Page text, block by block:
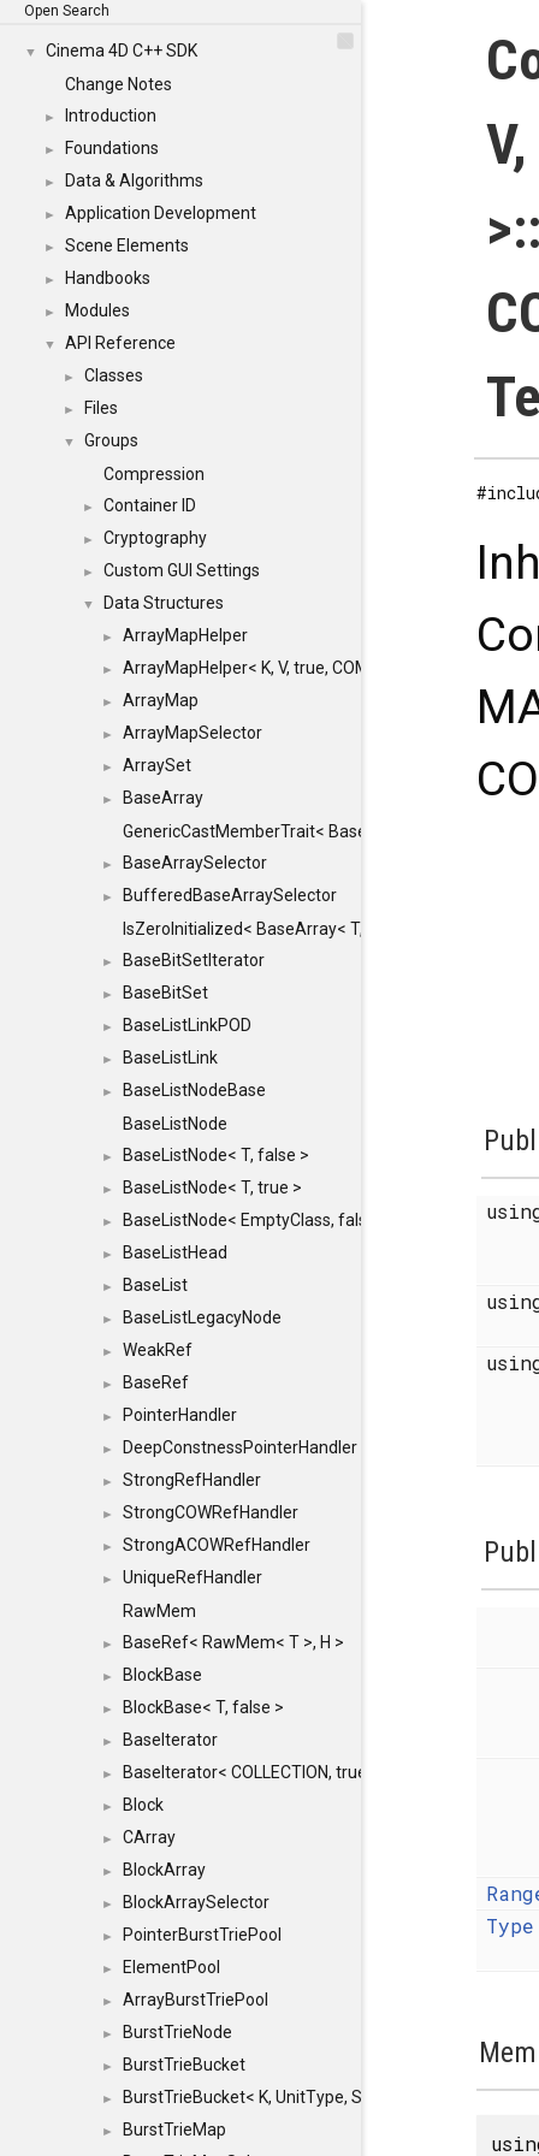
Open Search
▼
Cinema 4D C++ SDK
Change Notes
► Introduction
► Foundations
► Data & Algorithms
► Application Development
► Scene Elements
► Handbooks
► Modules
▼ API Reference
► Classes
► Files
▼
Groups
Compression
► Container ID
► Cryptography
► Custom GUI Settings
▼ Data Structures
► ArrayMapHelper
► ArrayMapHelper< K, V, true, COMPARE, ARRAY >
► ArrayMap
► ArrayMapSelector
► ArraySet
►
BaseArray
GenericCastMemberTrait< BaseArray< TO >,
► BaseArraySelector
►
BufferedBaseArraySelector
IsZeroInitialized< BaseArray< T, MINCHUNKSIZE,
► BaseBitSetIterator
► BaseBitSet
► BaseListLinkPOD
► BaseListLink
►
BaseListNodeBase
BaseListNode
► BaseListNode< T, false >
► BaseListNode< T, true >
► BaseListNode< EmptyClass, false >
► BaseListHead
► BaseList
► BaseListLegacyNode
► WeakRef
► BaseRef
► PointerHandler
► DeepConstnessPointerHandler
► StrongRefHandler
► StrongCOWRefHandler
► StrongACOWRefHandler
►
UniqueRefHandler
RawMem
► BaseRef< RawMem< T >, H >
► BlockBase
► BlockBase< T, false >
► BaseIterator
► BaseIterator< COLLECTION, true >
► Block
► CArray
► BlockArray
► BlockArraySelector
► PointerBurstTriePool
► ElementPool
► ArrayBurstTriePool
► BurstTrieNode
► BurstTrieBucket
► BurstTrieBucket< K, UnitType, SIZE >
►
BurstTrieMap
Type